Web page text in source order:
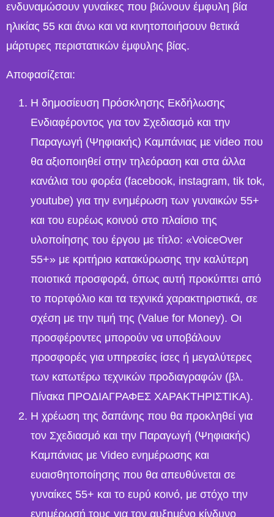
ενδυναμώσουν γυναίκες που βιώνουν έμφυλη βία
ηλικίας 55 και άνω και να κινητοποιήσουν θετικά
μάρτυρες περιστατικών έμφυλης βίας.
Αποφασίζεται:
Η δημοσίευση Πρόσκλησης Εκδήλωσης
Ενδιαφέροντος για τον Σχεδιασµὀ και την
Παραγωγή (Ψηφιακής) Καμπάνιας µε video που
θα αξιοποιηθεί στην τηλεόραση και στα άλλα
κανάλια του φορέα (facebook, instagram, tik tok,
youtube) για την ενημέρωση των γυναικών 55+
και του ευρέως κοινού στο πλαίσιο της
υλοποίησης του έργου με τίτλο: «VoiceOver
55+» με κριτήριο κατακύρωσης την καλύτερη
ποιοτικά προσφορά, όπως αυτή προκύπτει από
το πορτφόλιο και τα τεχνικά χαρακτηριστικά, σε
σχέση με την τιμή της (Value for Money). Οι
προσφέροντες μπορούν να υποβάλουν
προσφορές για υπηρεσίες ίσες ή μεγαλύτερες
των κατωτέρω τεχνικών προδιαγραφών (βλ.
Πίνακα ΠΡΟΔΙΑΓΡΑΦΕΣ ΧΑΡΑΚΤΗΡΙΣΤΙΚΑ).
Η χρέωση της δαπάνης που θα προκληθεί για
τον Σχεδιασμό και την Παραγωγή (Ψηφιακής)
Καμπάνιας με Video ενημέρωσης και
ευαισθητοποίησης που θα απευθύνεται σε
γυναίκες 55+ και το ευρύ κοινό, με στόχο την
ενημέρωσή τους για τον αυξημένο κίνδυνο